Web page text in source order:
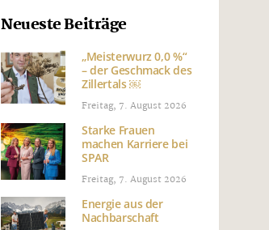
Neueste Beiträge
„Meisterwurz 0,0 %“
– der Geschmack des
Zillertals ￼
Freitag, 7. August 2026
Starke Frauen
machen Karriere bei
SPAR
Freitag, 7. August 2026
Energie aus der
Nachbarschaft